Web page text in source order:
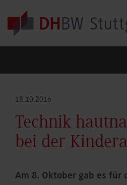
Skip to main content
18.10.2016
Technik
bei der
Am 8. Oktober gab es für